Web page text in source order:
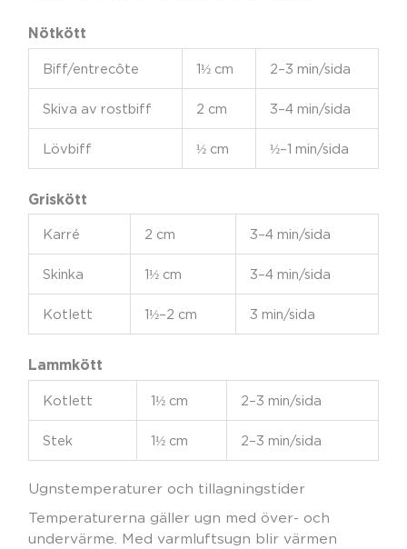
Nötkött
Biff/entrecôte 1½ cm 2–3 min/sida
Skiva av rostbiff 2 cm 3–4 min/sida
Lövbiff ½ cm ½–1 min/sida
Griskött
Karré 2 cm 3–4 min/sida
Skinka 1½ cm 3–4 min/sida
Kotlett 1½–2 cm 3 min/sida
Lammkött
Kotlett 1½ cm 2–3 min/sida
Stek 1½ cm 2–3 min/sida
Ugnstemperaturer och tillagningstider
Temperaturerna gäller ugn med över- och
undervärme. Med varmluftsugn blir värmen